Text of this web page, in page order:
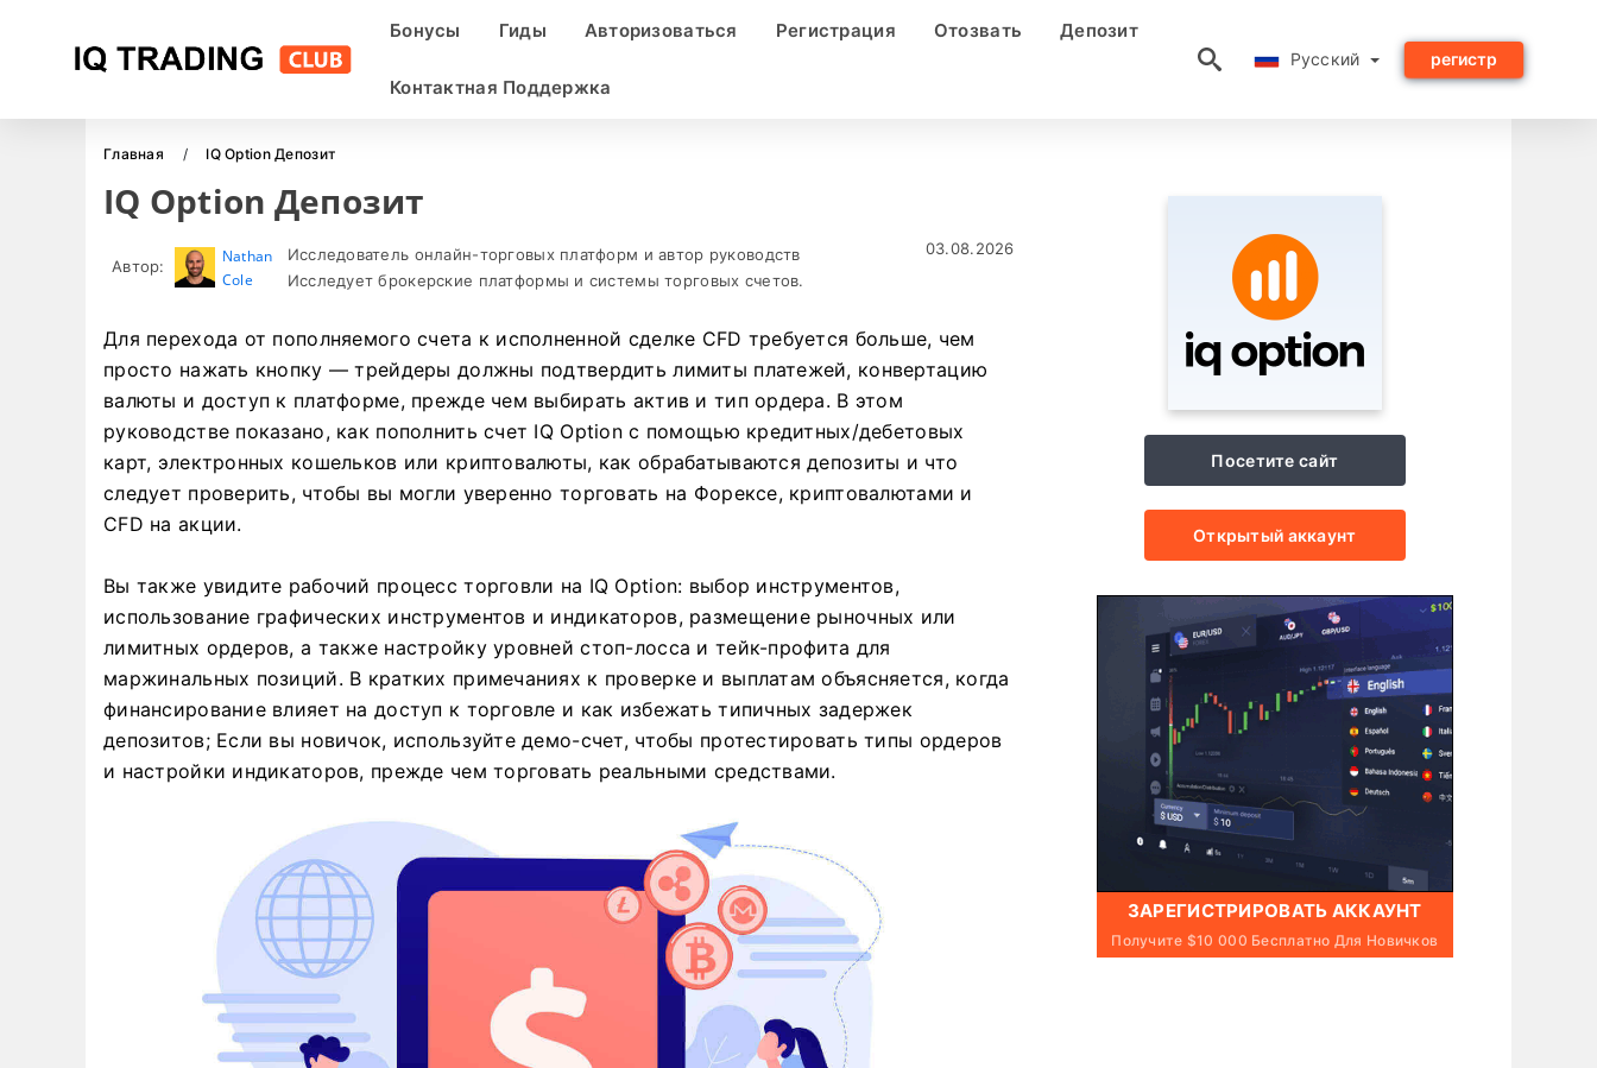
Бонусы Гиды Авторизоваться Регистрация Отозвать Депозит
Контактная Поддержка
Русский регистр
Главная IQ Option Депозит
IQ Option Депозит
Автор:
Nathan
Cole
Исследователь онлайн-торговых платформ и автор руководств
Исследует брокерские платформы и системы торговых счетов.
03.08.2026
Для перехода от пополняемого счета к исполненной сделке CFD требуется больше, чем
просто нажать кнопку — трейдеры должны подтвердить лимиты платежей, конвертацию
валюты и доступ к платформе, прежде чем выбирать актив и тип ордера. В этом
руководстве показано, как пополнить счет IQ Option с помощью кредитных/дебетовых
карт, электронных кошельков или криптовалюты, как обрабатываются депозиты и что
следует проверить, чтобы вы могли уверенно торговать на Форексе, криптовалютами и
CFD на акции.
Вы также увидите рабочий процесс торговли на IQ Option: выбор инструментов,
использование графических инструментов и индикаторов, размещение рыночных или
лимитных ордеров, а также настройку уровней стоп-лосса и тейк-профита для
маржинальных позиций. В кратких примечаниях к проверке и выплатам объясняется, когда
финансирование влияет на доступ к торговле и как избежать типичных задержек
депозитов; Если вы новичок, используйте демо-счет, чтобы протестировать типы ордеров
и настройки индикаторов, прежде чем торговать реальными средствами.
Посетите сайт
Открытый аккаунт
ЗАРЕГИСТРИРОВАТЬ АККАУНТ
Получите $10 000 Бесплатно Для Новичков